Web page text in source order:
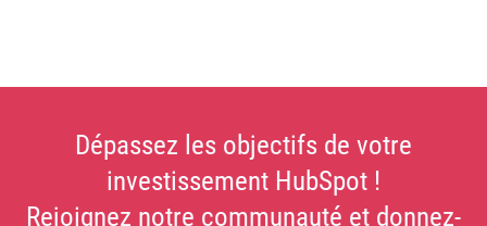
Dépassez les objectifs de votre
investissement HubSpot !
Rejoignez notre communauté et donnez-